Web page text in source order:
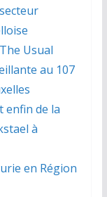
Usual
au 107
enfin de la
à
en Région